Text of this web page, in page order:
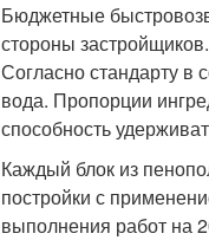
Бюджетные
стороны
Согласно стандарту
вода. Пропорции
способность
Каждый блок из
постройки с
выполнения работ на